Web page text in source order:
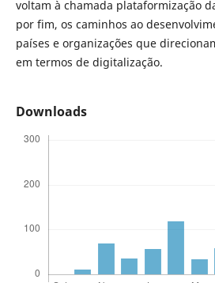
voltam à chamada plataformização
por fim, os caminhos ao
países e organizações que
em termos de digitalização.
Downloads